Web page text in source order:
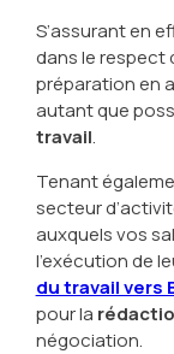
S’assurant en
dans le respect
préparation en
autant que
travail.
Tenant
secteur
auxquels vos
l’exécution de
du travail vers
pour la
négociation.